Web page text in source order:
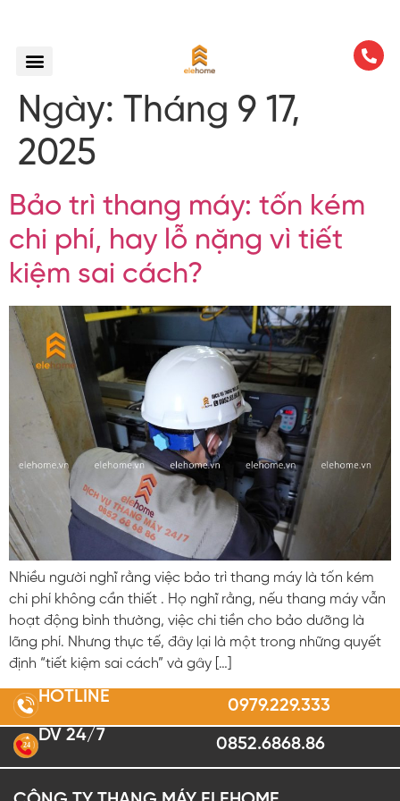
Ngày: Tháng 9 17,
2025
Bảo trì thang máy: tốn kém
chi phí, hay lỗ nặng vì tiết
kiệm sai cách?
Nhiều người nghĩ rằng việc bảo trì thang máy là tốn kém
chi phí không cần thiết . Họ nghĩ rằng, nếu thang máy vẫn
hoạt động bình thường, việc chi tiền cho bảo dưỡng là
lãng phí. Nhưng thực tế, đây lại là một trong những quyết
định “tiết kiệm sai cách” và gây […]
HOTLINE 0979.229.333
24
DV 24/7 0852.6868.86